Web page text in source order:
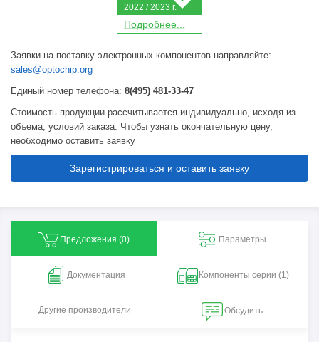
Подробнее...
2022 / 2023 г.
Заявки на поставку электронных компонентов направляйте:
sales@optochip.org
Единый номер телефона: 8(495) 481-33-47
Стоимость продукции рассчитывается индивидуально, исходя из
объема, условий заказа. Чтобы узнать окончательную цену,
необходимо оставить заявку
Зарегистрироваться и оставить заявку
Предложения (0) Параметры
Документация Компоненты серии (1)
Другие производители Обсудить